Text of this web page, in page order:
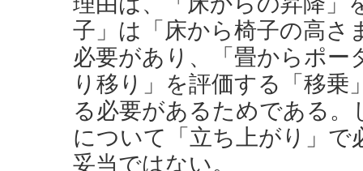
子」は「床から椅子の高さ
必要があり、「畳からポー
り移り」を評価する「移乗
る必要があるためである。
について「立ち上がり」で
妥当ではない。